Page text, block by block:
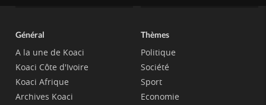
Général
A la une de Koaci
Koaci Côte d'Ivoire
Koaci Afrique
Archives Koaci
Thèmes
Politique
Société
Sport
Economie